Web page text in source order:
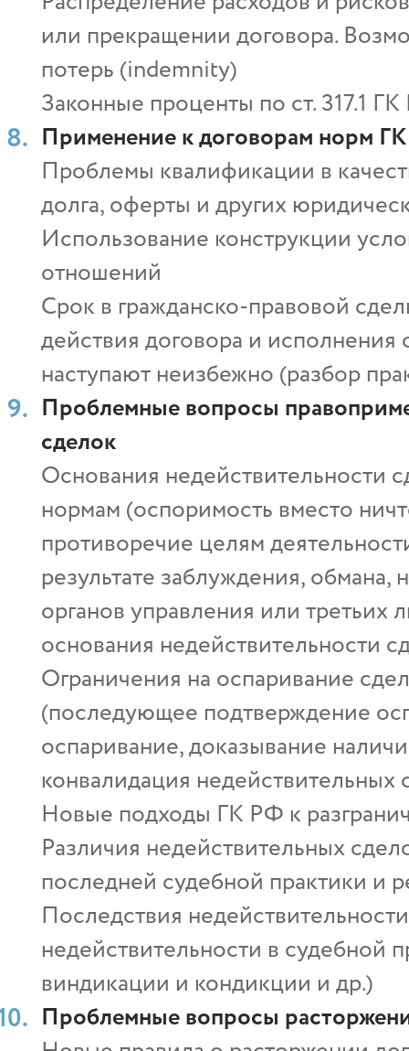
или прекращении договора.
потерь (indemnity)
Законные проценты по ст. 317.1
Применение к договорам норм
Проблемы квалификации в
долга, оферты и других
Использование конструкции
отношений
Срок в гражданско-правовой
действия договора и исполнения
наступают неизбежно (разбор
Проблемные вопросы
сделок
Основания недействительности
нормам (оспоримость вместо
противоречие целям
результате заблуждения,
органов управления или
основания недействительности
Ограничения на оспаривание
(последующее подтверждение
оспаривание, доказывание
конвалидация недействительных
Новые подходы ГК РФ к
Различия недействительных
последней судебной практики
Последствия
недействительности в судебной
виндикации и кондикции и др.)
Проблемные вопросы